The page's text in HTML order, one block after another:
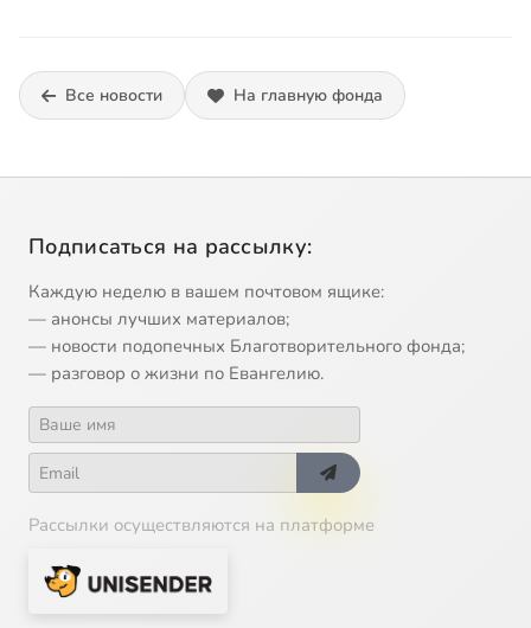
Все новости На главную фонда
Подписаться на рассылку:
Каждую неделю в вашем почтовом ящике:
— анонсы лучших материалов;
— новости подопечных Благотворительного фонда;
— разговор о жизни по Евангелию.
Рассылки осуществляются на платформе